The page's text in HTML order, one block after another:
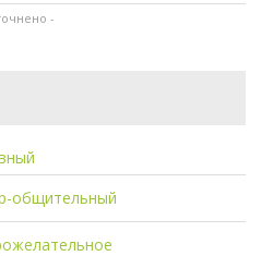
-
общительный